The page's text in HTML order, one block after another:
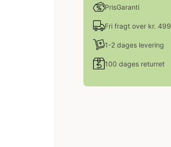
PrisGaranti
Fri fragt over kr. 499
1-2 dages levering
100 dages returret